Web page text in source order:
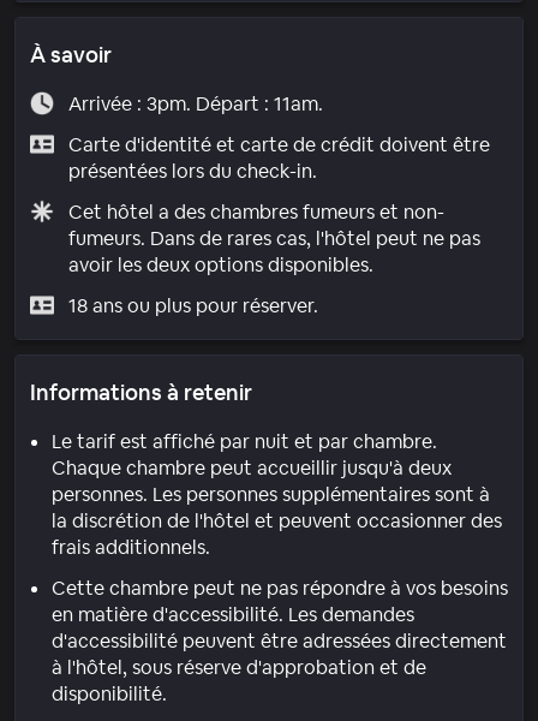
À savoir
Arrivée : 3pm. Départ : 11am.
Carte d'identité et carte de crédit doivent être
présentées lors du check-in.
Cet hôtel a des chambres fumeurs et non-
fumeurs. Dans de rares cas, l'hôtel peut ne pas
avoir les deux options disponibles.
18 ans ou plus pour réserver.
Informations à retenir
Le tarif est affiché par nuit et par chambre.
Chaque chambre peut accueillir jusqu'à deux
personnes. Les personnes supplémentaires sont à
la discrétion de l'hôtel et peuvent occasionner des
frais additionnels.
Cette chambre peut ne pas répondre à vos besoins
en matière d'accessibilité. Les demandes
d'accessibilité peuvent être adressées directement
à l'hôtel, sous réserve d'approbation et de
disponibilité.